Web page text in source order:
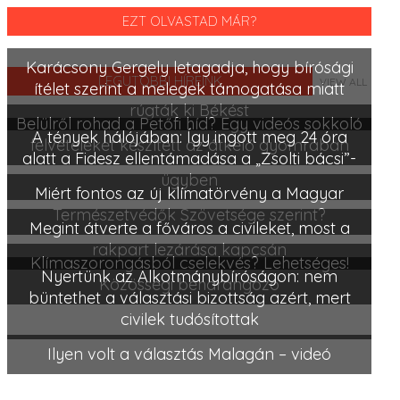
EZT OLVASTAD MÁR?
LEGUTÓBBI HÍREINK VIEW ALL
Karácsony Gergely letagadja, hogy bírósági
ítélet szerint a melegek támogatása miatt
rúgták ki Békést
Belülről rohad a Petőfi híd? Egy videós sokkoló
felvételeket készített az átkelő gyomrában
A tények hálójában: Így ingott meg 24 óra
alatt a Fidesz ellentámadása a „Zsolti bácsi”-
ügyben
Miért fontos az új klímatörvény a Magyar
Természetvédők Szövetsége szerint?
Megint átverte a főváros a civileket, most a
rakpart lezárása kapcsán
Klímaszorongásból cselekvés? Lehetséges!
Közösségi beharangozó
Nyertünk az Alkotmánybíróságon: nem
büntethet a választási bizottság azért, mert
civilek tudósítottak
Ilyen volt a választás Malagán – videó